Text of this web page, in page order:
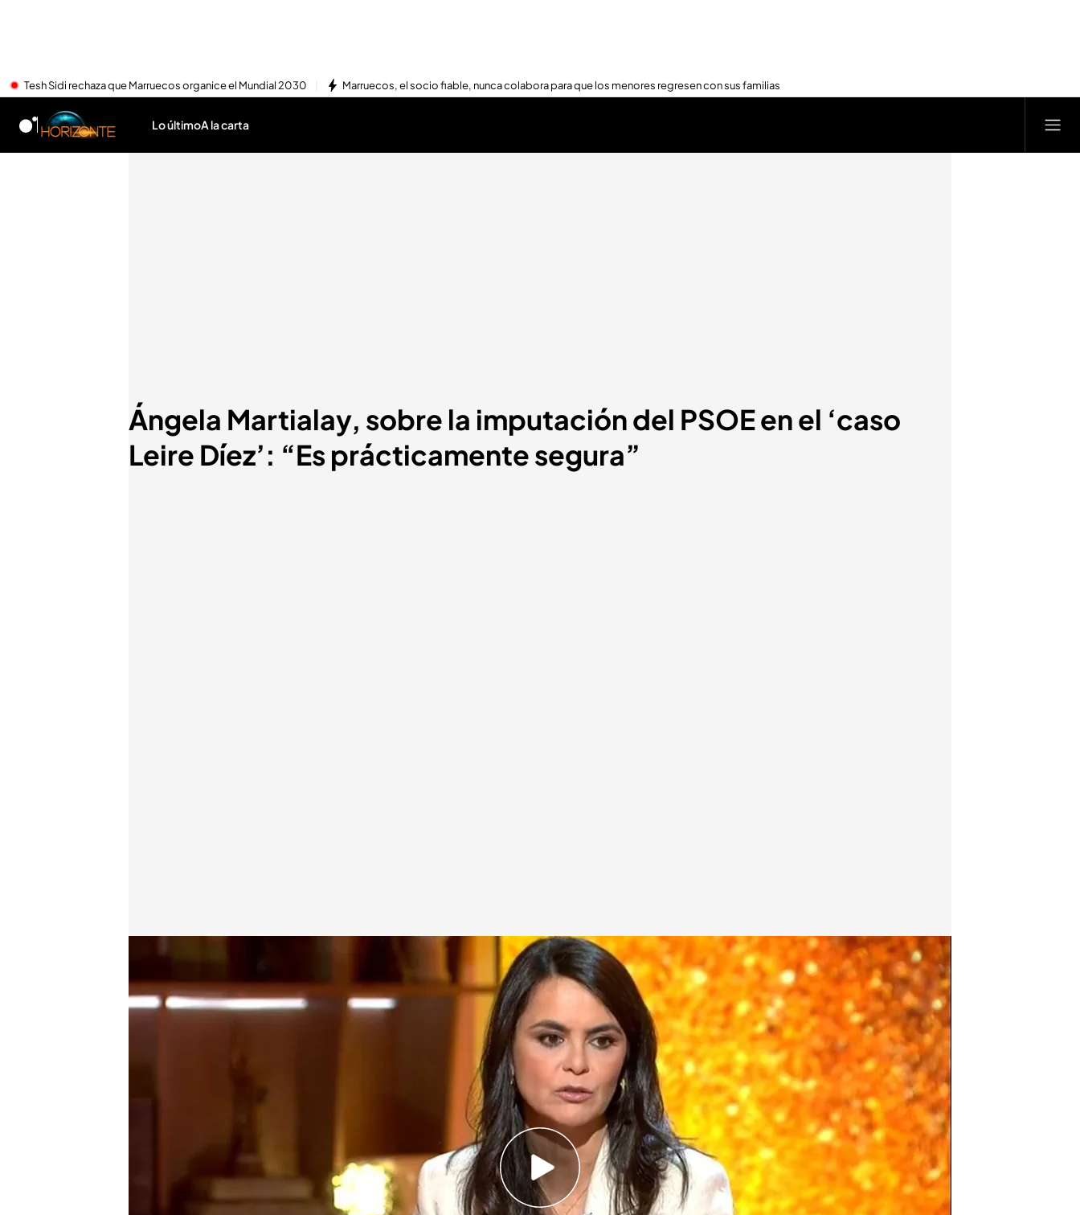
Tesh Sidi rechaza que Marruecos organice el Mundial 2030 Marruecos, el socio fiable, nunca colabora para que los menores regresen con sus familias
Lo últimoA la carta
Ángela Martialay, sobre la imputación del PSOE en el ‘caso
Leire Díez’: “Es prácticamente segura”
cuatro.com
Horizonte
11 JUN 2026 - 23:00h.
Ángela Martialay, señala la alta probabilidad de que el PSOE acabe
siendo imputado como persona jurídica en el ‘caso Leire Díez’
Disfruta al completo de todos los programas de 'Horizonte'